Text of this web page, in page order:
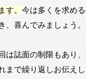
す。 今は多くを求め
、喜んでみましょう
は誌面の制限もあり、
まで繰り返しお伝え